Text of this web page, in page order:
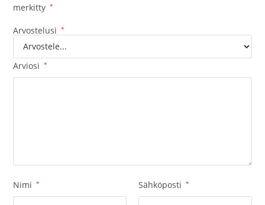
merkitty *
Arvostelusi *
Arviosi *
Nimi * Sähköposti *